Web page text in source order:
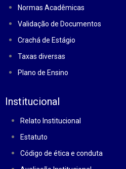
Normas Acadêmicas
Validação de Documentos
Crachá de Estágio
Taxas diversas
Plano de Ensino
Institucional
Relato Institucional
Estatuto
Código de ética e conduta